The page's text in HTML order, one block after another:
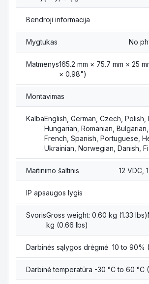
Bendroji informacija
Mygtukas No
Matmenys165.2 mm × 75.7 mm × 25
× 0.98")
Montavimas
KalbaEnglish, German, Czech, Polish,
Hungarian, Romanian,
French, Spanish, Portuguese,
Ukrainian, Norwegian, Danish,
Maitinimo šaltinis 12 VDC,
IP apsaugos lygis
SvorisGross weight: 0.60 kg (1.33
kg (0.66 lbs)
Darbinės sąlygos drėgmė 10 to 90%
Darbinė temperatūra -30 °C to 60 °C